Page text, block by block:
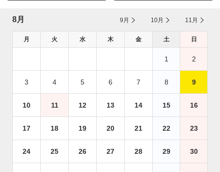
8月 9月 10月 11月
月 火 水 木 金 土 日
1 2
3 4 5 6 7 8 9
10 11 12 13 14 15 16
17 18 19 20 21 22 23
24 25 26 27 28 29 30